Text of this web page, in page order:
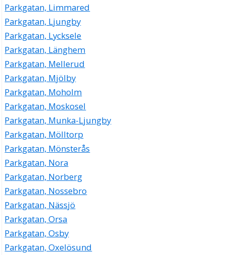
Parkgatan, Limmared
Parkgatan, Ljungby
Parkgatan, Lycksele
Parkgatan, Länghem
Parkgatan, Mellerud
Parkgatan, Mjölby
Parkgatan, Moholm
Parkgatan, Moskosel
Parkgatan, Munka-Ljungby
Parkgatan, Mölltorp
Parkgatan, Mönsterås
Parkgatan, Nora
Parkgatan, Norberg
Parkgatan, Nossebro
Parkgatan, Nässjö
Parkgatan, Orsa
Parkgatan, Osby
Parkgatan, Oxelösund